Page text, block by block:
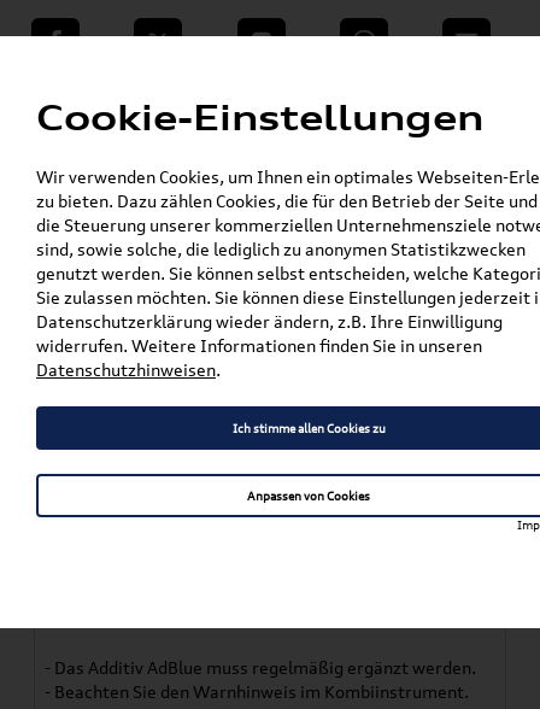
teilen Twitter Instagram WhatsApp E-Mail
VW Shop - VW Originalteile und Zubehör »
Audi Produkte » Audi Original Zubehör »
Pflege, Flüssigkeiten, Lackstifte u. Spraydosen
» Flüssigkeiten »
VW Audi Seat Skoda AdBlue® Harnstoff 1.89L
Diesel Exhaust Fluid Nachfüllen
VW Audi Seat Skoda AdBlue®
Harnstoff 1.89L Diesel
Exhaust Fluid Nachfüllen
- Das Additiv AdBlue muss regelmäßig ergänzt werden.
- Beachten Sie den Warnhinweis im Kombiinstrument.
Cookie-Einstellungen
Wir verwenden Cookies, um Ihnen ein optimales Webseiten-
zu bieten. Dazu zählen Cookies, die für den Betrieb der Seite
die Steuerung unserer kommerziellen Unternehmensziele
sind, sowie solche, die lediglich zu anonymen Statistikzwecken
genutzt werden. Sie können selbst entscheiden, welche
Sie zulassen möchten. Sie können diese Einstellungen jederzeit
Datenschutzerklärung wieder ändern, z.B. Ihre Einwilligung
widerrufen. Weitere Informationen finden Sie in unseren
Datenschutzhinweisen.
Ich stimme allen Cookies zu
Anpassen von Cookies